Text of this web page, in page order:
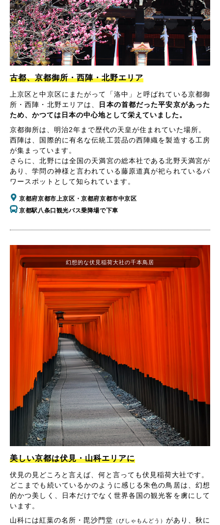
古都、京都御所・西陣・北野エリア
上京区と中京区にまたがって「洛中」と呼ばれている京都御
所・西陣・北野エリアは、
日本の首都だった平安京があった
ため、かつては日本の中心地として栄えていました。
京都御所は、明治2年まで歴代の天皇が住まれていた場所。
西陣は、国際的に有名な伝統工芸品の西陣織を製造する工房
が集まっています。
さらに、北野には全国の天満宮の総本社である北野天満宮が
あり、学問の神様と言われている藤原道真が祀られているパ
ワースポットとして知られています。
京都府京都市上京区・京都府京都市中京区
京都駅八条口観光バス乗降場で下車
美しい京都は伏見・山科エリアに
伏見の見どころと言えば、何と言っても伏見稲荷大社です。
どこまでも続いているかのように感じる朱色の鳥居は、幻想
的かつ美しく、日本だけでなく世界各国の観光客を虜にして
います。
山科には紅葉の名所・毘沙門堂 （びしゃもんどう） があり、秋に
幻想的な伏見稲荷大社の千本鳥居